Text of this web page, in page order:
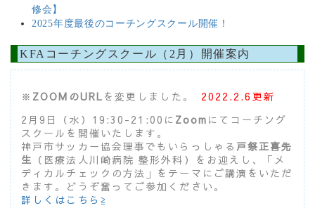
修会】
2025年度最後のコーチングスクール開催！
KFAコーチングスクール（2月）開催案内
※ ZOOMのURL を変更しました。
2022.2.6更新
2月9日（水）19:30-21:00に Zoom にてコーチング
スクールを開催いたします。
神戸市サッカー協会理事でもいらっしゃる 戸祭正喜先
生 （医療法人川崎病院 整形外科）をお迎えし、「メ
ディカルチェックの方法」をテーマにご講演をいただ
きます。どうぞ奮ってご参加ください。
詳しくはこちら≧